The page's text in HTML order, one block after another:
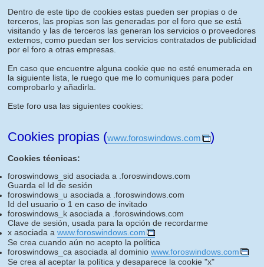
Dentro de este tipo de cookies estas pueden ser propias o de
terceros, las propias son las generadas por el foro que se está
visitando y las de terceros las generan los servicios o proveedores
externos, como puedan ser los servicios contratados de publicidad
por el foro a otras empresas.
En caso que encuentre alguna cookie que no esté enumerada en
la siguiente lista, le ruego que me lo comuniques para poder
comprobarlo y añadirla.
Este foro usa las siguientes cookies:
Cookies propias (www.foroswindows.com )
Cookies técnicas:
foroswindows_sid asociada a .foroswindows.com
Guarda el Id de sesión
foroswindows_u asociada a .foroswindows.com
Id del usuario o 1 en caso de invitado
foroswindows_k asociada a .foroswindows.com
Clave de sesión, usada para la opción de recordarme
x asociada a www.foroswindows.com
Se crea cuando aún no acepto la política
foroswindows_ca asociada al dominio www.foroswindows.com
Se crea al aceptar la política y desaparece la cookie "x"